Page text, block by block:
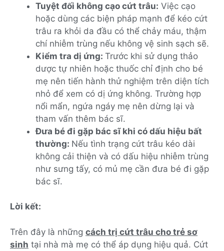
Tuyệt đối không cạo cứt trâu: Việc cạo
hoặc dùng các biện pháp mạnh để kéo cứt
trâu ra khỏi da đầu có thể chảy máu, thậm
chí nhiễm trùng nếu không vệ sinh sạch sẽ.
Kiểm tra dị ứng: Trước khi sử dụng thảo
dược tự nhiên hoặc thuốc chỉ định cho bé
mẹ nên tiến hành thử nghiệm trên diện tích
nhỏ để xem có dị ứng không. Trường hợp
nổi mẩn, ngứa ngáy mẹ nên dừng lại và
tham vấn thêm bác sĩ.
Đưa bé đi gặp bác sĩ khi có dấu hiệu bất
thường: Nếu tình trạng cứt trâu kéo dài
không cải thiện và có dấu hiệu nhiễm trùng
như sưng tấy, có mủ mẹ cần đưa bé đi gặp
bác sĩ.
Lời kết:
Trên đây là những cách trị cứt trâu cho trẻ sơ
sinh tại nhà mà mẹ có thể áp dụng hiệu quả. Cứt